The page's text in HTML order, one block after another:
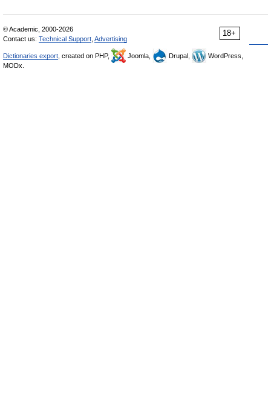
18+
© Academic, 2000-2026
Contact us: Technical Support Advertising
Dictionaries export , created on PHP, Joomla, Drupal,
WordPress,
MODx.